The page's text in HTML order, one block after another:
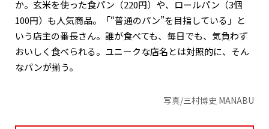
か。玄米を使った食パン（220円）や、ロールパン（3個
100円）も人気商品。「“普通のパン”を目指している」と
いう店主の番長さん。誰が食べても、毎日でも、気負わず
おいしく食べられる。ユニークな店名とは対照的に、そん
なパンが揃う。
写真/三村博史 MANABU